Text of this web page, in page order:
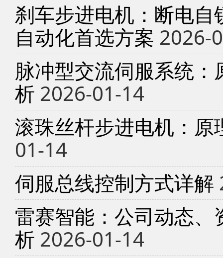
刹车步进电机：断电
自动化首选方案 2026-
脉冲型交流伺服系统
析 2026-01-14
滚珠丝杆步进电机：
01-14
伺服总线控制方式详解
雷赛智能：公司动态
析 2026-01-14